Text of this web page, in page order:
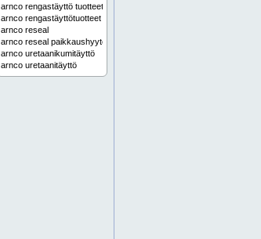
arnco rengastäyttö tuotteet
arnco rengastäyttötuotteet
arnco reseal
arnco reseal paikkaushyytelö
arnco uretaanikumitäyttö
arnco uretaanitäyttö
arnco-rengastäyttö